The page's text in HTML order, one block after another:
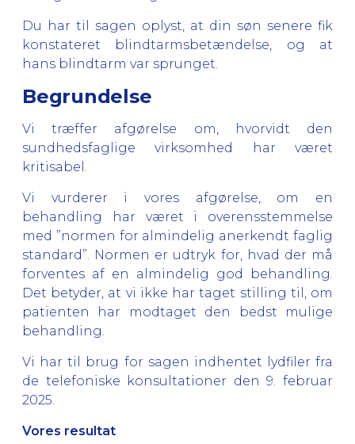
Du har til sagen oplyst, at din søn senere fik
konstateret blindtarmsbetændelse, og at
hans blindtarm var sprunget.
Begrundelse
Vi træffer afgørelse om, hvorvidt den
sundhedsfaglige virksomhed har været
kritisabel.
Vi vurderer i vores afgørelse, om en
behandling har været i overensstemmelse
med ”normen for almindelig anerkendt faglig
standard”. Normen er udtryk for, hvad der må
forventes af en almindelig god behandling.
Det betyder, at vi ikke har taget stilling til, om
patienten har modtaget den bedst mulige
behandling.
Vi har til brug for sagen indhentet lydfiler fra
de telefoniske konsultationer den 9. februar
2025.
Vores resultat